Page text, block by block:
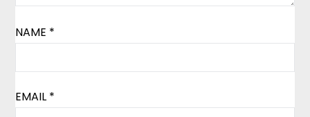
NAME *
EMAIL *